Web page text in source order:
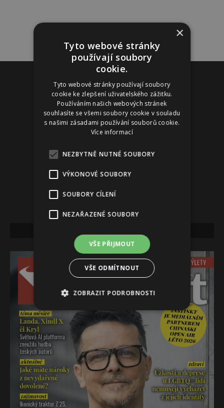
Reklama
×
Tyto webové stránky
používají soubory
cookie.
Tyto webové stránky používají soubory
cookie ke zlepšení uživatelského zážitku.
Používáním našich webových stránek
souhlasíte se všemi soubory cookie v souladu
s našimi zásadami používání souborů cookie.
Více informací
NEZBYTNĚ NUTNÉ SOUBORY
VÝKONOVÉ SOUBORY
SOUBORY CÍLENÍ
NEZAŘAZENÉ SOUBORY
VŠE PŘIJMOUT
VŠE ODMÍTNOUT
ZOBRAZIT PODROBNOSTI